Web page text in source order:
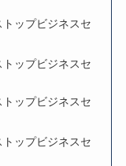
ップビジネスセ
ップビジネスセ
ップビジネスセ
ップビジネスセ